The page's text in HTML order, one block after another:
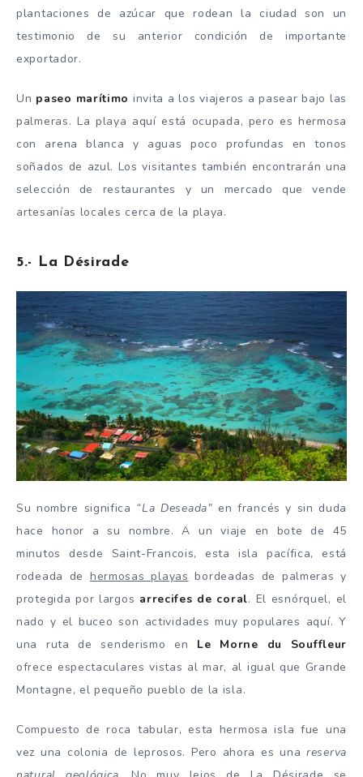
plantaciones de azúcar que rodean la ciudad son un
testimonio de su anterior condición de importante
exportador.
Un paseo marítimo invita a los viajeros a pasear bajo las
palmeras. La playa aquí está ocupada, pero es hermosa
con arena blanca y aguas poco profundas en tonos
soñados de azul. Los visitantes también encontrarán una
selección de restaurantes y un mercado que vende
artesanías locales cerca de la playa.
5.- La Désirade
Su nombre significa “La Deseada” en francés y sin duda
hace honor a su nombre. A un viaje en bote de 45
minutos desde Saint-Francois, esta isla pacífica, está
rodeada de hermosas playas bordeadas de palmeras y
protegida por largos arrecifes de coral. El esnórquel, el
nado y el buceo son actividades muy populares aquí. Y
una ruta de senderismo en Le Morne du Souffleur
ofrece espectaculares vistas al mar, al igual que Grande
Montagne, el pequeño pueblo de la isla.
Compuesto de roca tabular, esta hermosa isla fue una
vez una colonia de leprosos. Pero ahora es unareserva